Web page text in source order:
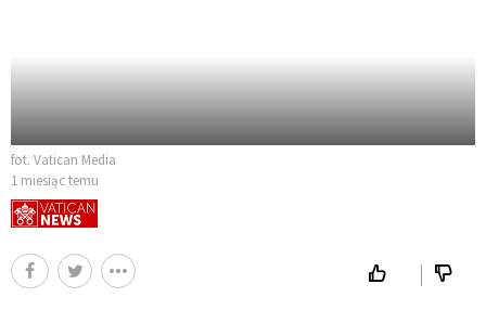
fot. Vatican Media
1 miesiąc temu